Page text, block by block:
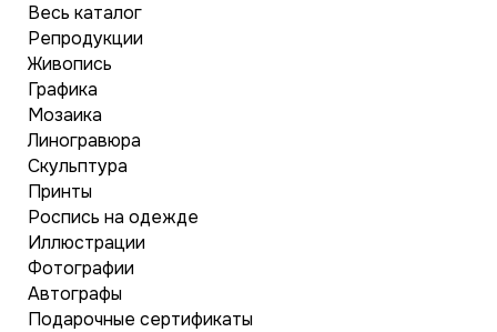
Весь каталог
Репродукции
Живопись
Графика
Мозаика
Линогравюра
Скульптура
Принты
Роспись на одежде
Иллюстрации
Фотографии
Автографы
Подарочные сертификаты